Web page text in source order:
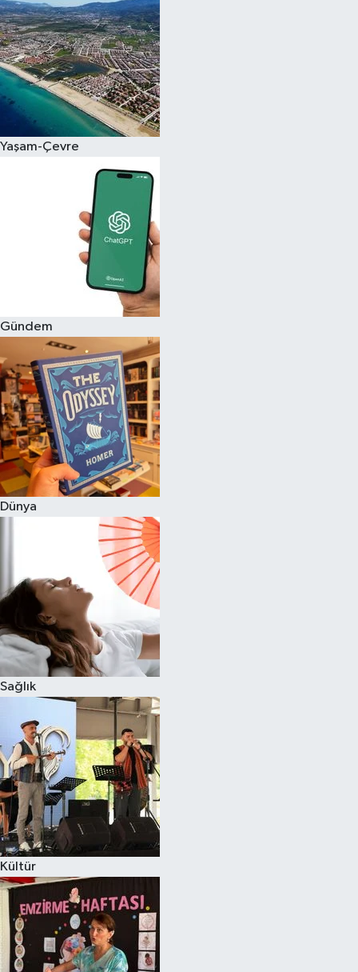
Yaşam-Çevre
Gündem
Dünya
Sağlık
Kültür
Televizyon
Yaşam-Çevre